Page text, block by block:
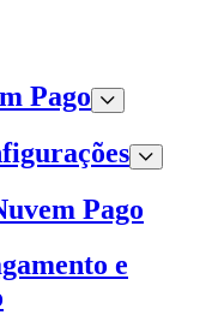
Pago
Pago
e